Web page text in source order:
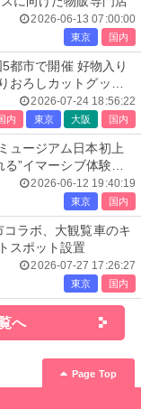
2026-06-13 07:00:00
東京 国内
都市で開催 好物入り
おろしカットグッズ
2026-07-24 18:56:22
内 東京 大阪 国内
ュージアム日本初上
”イマーシブ体験＜
＞
2026-06-12 19:40:19
東京 国内
ラボ、大観覧車のキ
スポット設置
2026-07-27 17:26:27
東京 国内
へ
Page Top